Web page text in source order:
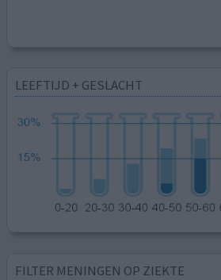
LEEFTIJD + GESLACHT
FILTER MENINGEN OP ZIEKTE